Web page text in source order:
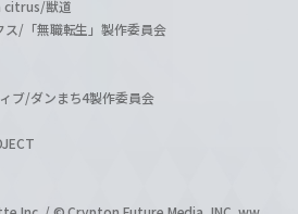
獣道
/「無職転生」製作委員会
ブ/ダンまち4製作委員会